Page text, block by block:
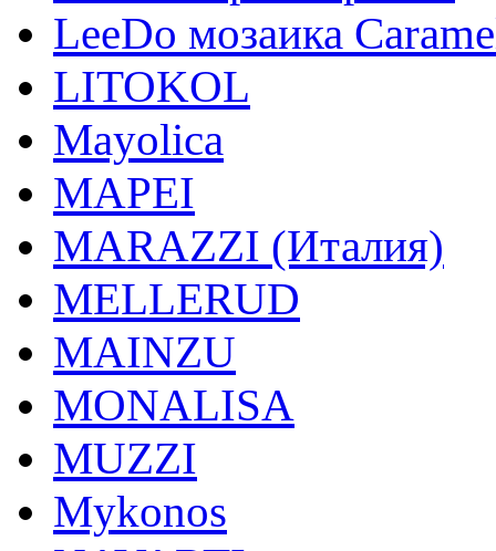
LeeDo мозаика
LITOKOL
Mayolica
MAPEI
MARAZZI (Италия)
MELLERUD
MAINZU
MONALISA
MUZZI
Mykonos